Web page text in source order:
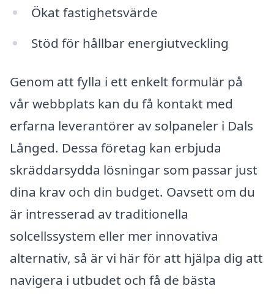
Ökat fastighetsvärde
Stöd för hållbar energiutveckling
Genom att fylla i ett enkelt formulär på
vår webbplats kan du få kontakt med
erfarna leverantörer av solpaneler i Dals
Långed. Dessa företag kan erbjuda
skräddarsydda lösningar som passar just
dina krav och din budget. Oavsett om du
är intresserad av traditionella
solcellssystem eller mer innovativa
alternativ, så är vi här för att hjälpa dig att
navigera i utbudet och få de bästa